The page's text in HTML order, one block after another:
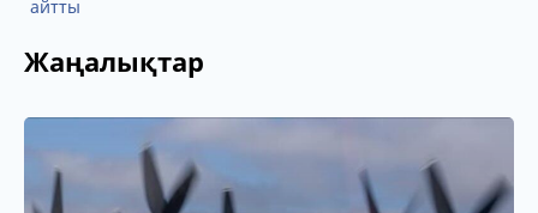
айтты
Жаңалықтар